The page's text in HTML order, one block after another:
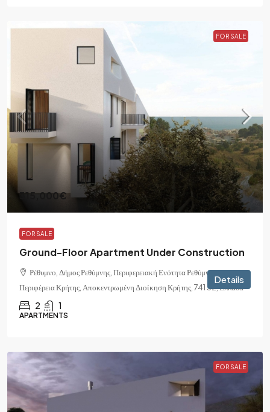
FOR SALE
315,000€
FOR SALE
Ground-Floor Apartment Under Construction
Ρέθυμνο, Δήμος Ρεθύμνης, Περιφερειακή Ενότητα Ρεθύμνης,
Περιφέρεια Κρήτης, Αποκεντρωμένη Διοίκηση Κρήτης, 741 32, Ελλάδα
2 1
APARTMENTS
Details
FOR SALE